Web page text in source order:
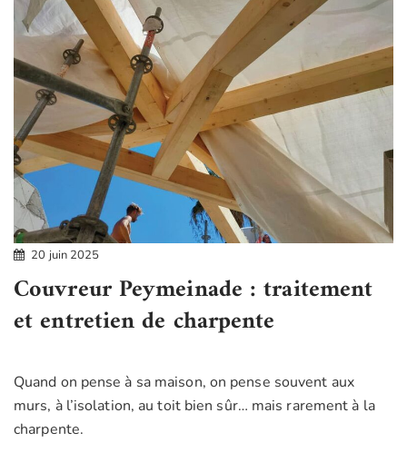
20 juin 2025
Couvreur Peymeinade : traitement
et entretien de charpente
Quand on pense à sa maison, on pense souvent aux
murs, à l’isolation, au toit bien sûr… mais rarement à la
charpente.